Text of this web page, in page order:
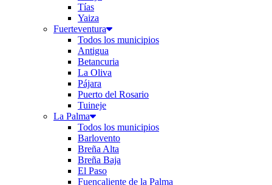
Tías
Yaiza
Fuerteventura
Todos los municipios
Antigua
Betancuria
La Oliva
Pájara
Puerto del Rosario
Tuineje
La Palma
Todos los municipios
Barlovento
Breña Alta
Breña Baja
El Paso
Fuencaliente de la Palma